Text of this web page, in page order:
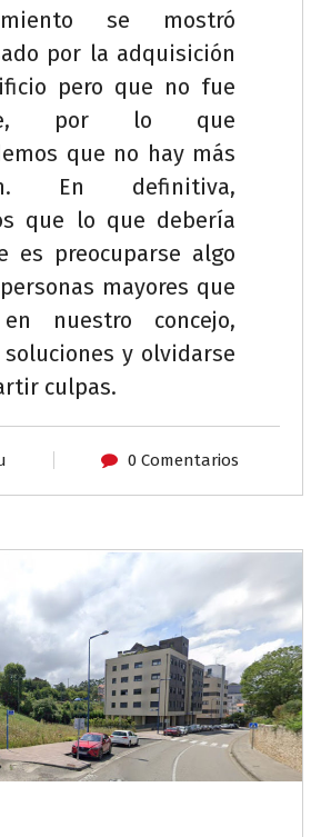
se mostró
por la adquisición
pero que no fue
por lo que
que no hay más
En definitiva,
que lo que debería
es preocuparse algo
mayores que
nuestro concejo,
soluciones y olvidarse
culpas.
0 Comentarios